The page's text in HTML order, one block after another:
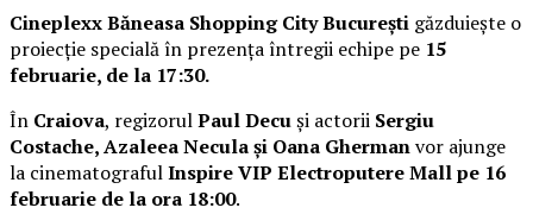
Cineplexx Băneasa Shopping City București găzduiește o
proiecție specială în prezența întregii echipe pe 15
februarie, de la 17:30.
În Craiova, regizorulPaul Decuși actorii Sergiu
Costache, Azaleea Necula și Oana Ghermanvor ajunge
la cinematografulInspire VIP Electroputere Mall pe 16
februarie de la ora 18:00.